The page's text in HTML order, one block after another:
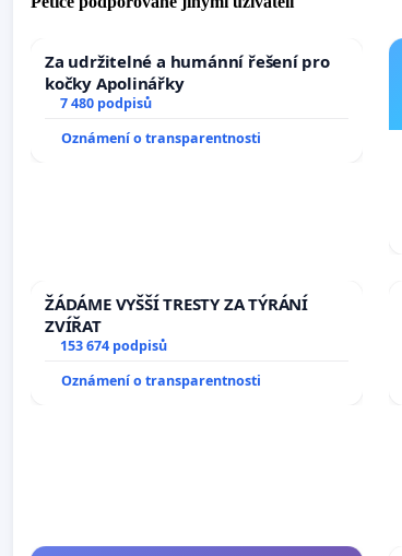
Za udržitelné a humánní řešení pro
kočky Apolinářky
7 480 podpisů
Oznámení o transparentnosti
ŽÁDÁME VYŠŠÍ TRESTY ZA TÝRÁNÍ
ZVÍŘAT
153 674 podpisů
Oznámení o transparentnosti